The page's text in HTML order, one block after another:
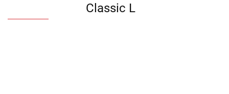
Classic L